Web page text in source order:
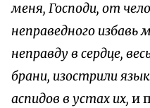
меня, Господи, от
неправедного избавь
неправду в сердце,
брани, изострили
аспидов в устах их, и